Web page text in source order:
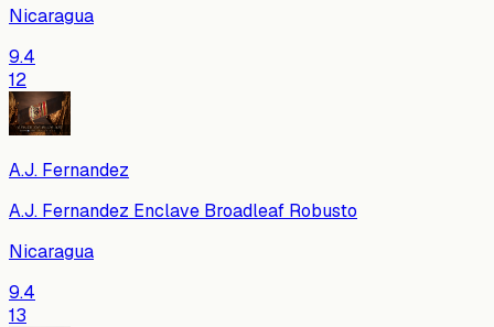
Nicaragua
9.4
12
A.J. Fernandez
A.J. Fernandez Enclave Broadleaf Robusto
Nicaragua
9.4
13